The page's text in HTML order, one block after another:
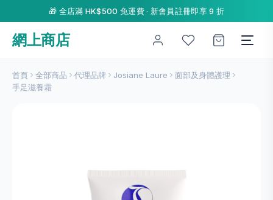
🎁 全店滿 HK$500 免運費 · 新會員註冊即享 9 折
網上商店
首頁 全部商品 代理品牌 Josiane Laure
面部及身體護理
手足滋養霜